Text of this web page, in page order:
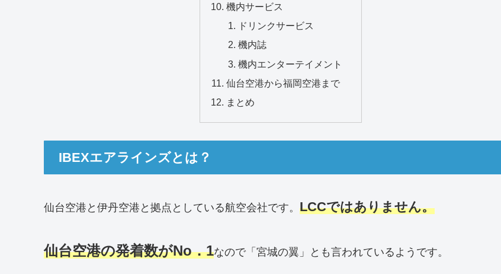
機内サービス
ドリンクサービス
機内誌
機内エンターテイメント
仙台空港から福岡空港まで
まとめ
IBEXエアラインズとは？
仙台空港と伊丹空港と拠点としている航空会社です。 LCCではありません。
仙台空港の発着数がNo．1なので「宮城の翼」とも言われているようです。